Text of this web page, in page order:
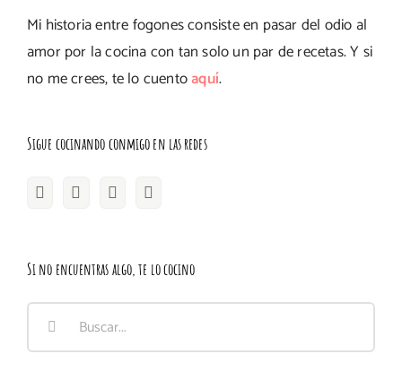
Mi historia entre fogones consiste en pasar del odio al
amor por la cocina con tan solo un par de recetas. Y si
no me crees, te lo cuentoaquí.
Sigue cocinando conmigo en las redes
Si no encuentras algo, te lo cocino
Buscar: